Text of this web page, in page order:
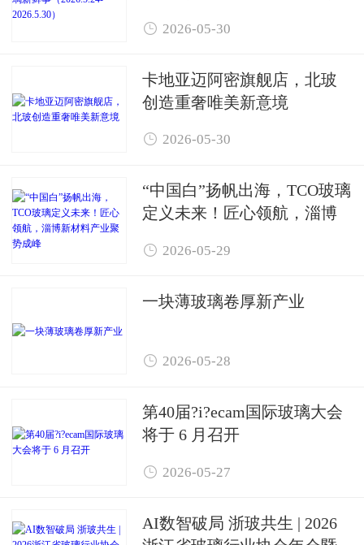
 2026-05-30
卡地亚迈阿密旗舰店，北玻
创造重奢唯美新意境
 2026-05-30
“中国白”扬帆出海，TCO玻璃
定义未来！匠心领航，淄博
 2026-05-29
一块薄玻璃卷厚新产业
 2026-05-28
第40届?i?ecam国际玻璃大会
将于 6 月召开
 2026-05-27
AI数智破局 浙玻共生 | 2026